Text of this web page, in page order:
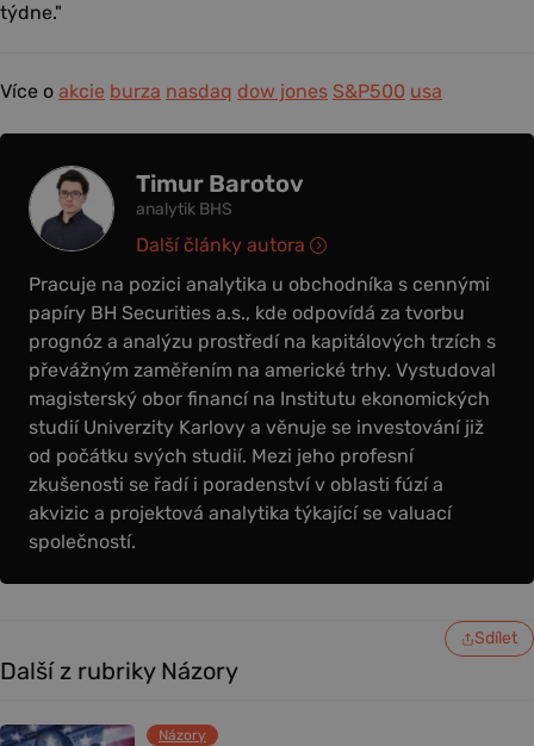
týdne."
Více o akcie burza nasdaq dow jones S&P500 usa
Timur Barotov
analytik BHS
Pracuje na pozici analytika u obchodníka s cennými
papíry BH Securities a.s., kde odpovídá za tvorbu
prognóz a analýzu prostředí na kapitálových trzích s
převážným zaměřením na americké trhy. Vystudoval
magisterský obor financí na Institutu ekonomických
studií Univerzity Karlovy a věnuje se investování již
od počátku svých studií. Mezi jeho profesní
zkušenosti se řadí i poradenství v oblasti fúzí a
akvizic a projektová analytika týkající se valuací
společností.
Další články autora
Sdílet
Další z rubriky Názory
Názory